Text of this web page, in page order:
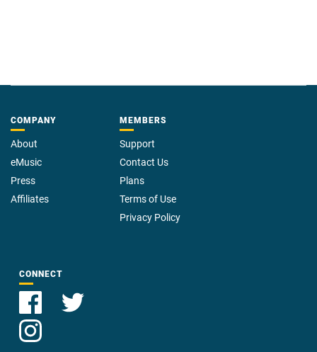
COMPANY
About
eMusic
Press
Affiliates
MEMBERS
Support
Contact Us
Plans
Terms of Use
Privacy Policy
CONNECT